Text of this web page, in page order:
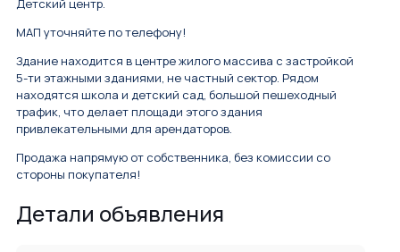
МАП уточняйте по телефону!
Здание находится в центре жилого массива с застройкой
5-ти этажными зданиями, не частный сектор. Рядом
находятся школа и детский сад, большой пешеходный
трафик, что делает площади этого здания
привлекательными для арендаторов.
Продажа напрямую от собственника, без комиссии со
стороны покупателя!
Детали объявления